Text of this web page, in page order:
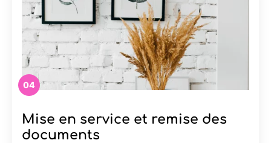
04
Mise en service et remise des
documents